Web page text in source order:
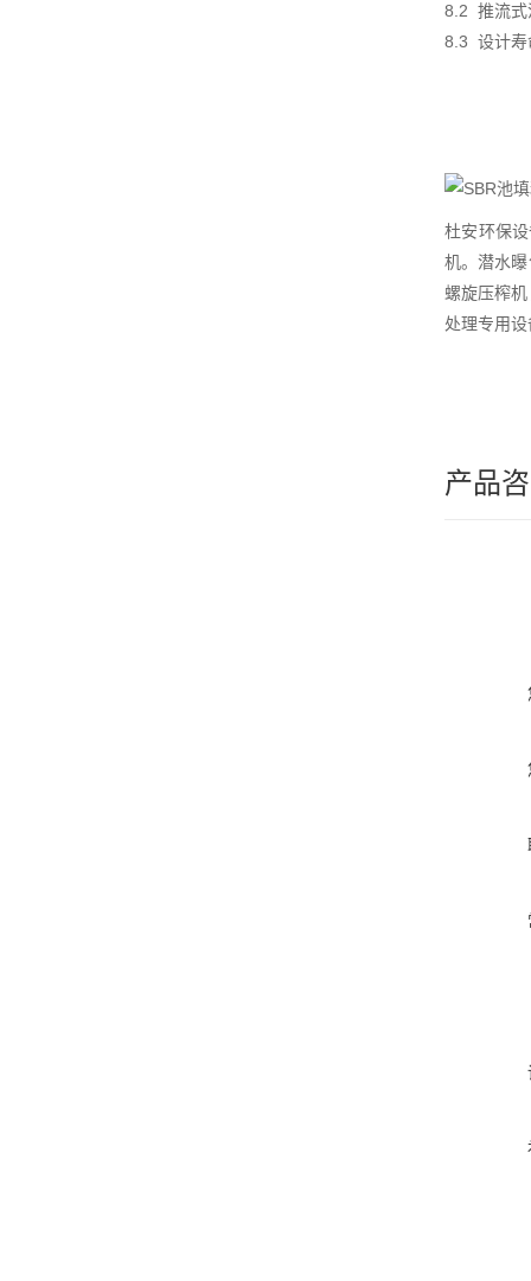
8.2 推流式
8.3 设计寿
杜安环保
机。潜水
螺旋压榨
处理专用
产品